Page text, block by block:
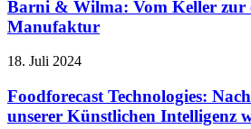
Barni & Wilma: Vom Keller zur
Manufaktur
18. Juli 2024
Foodforecast Technologies:
unserer Künstlichen Intelligenz